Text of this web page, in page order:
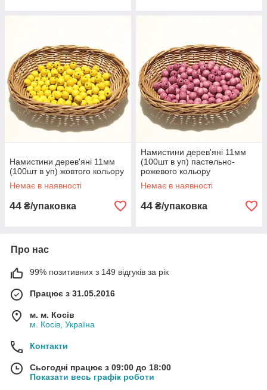
Намистини дерев'яні 11мм
(100шт в уп) жовтого кольору
Немає в наявності
44 ₴/упаковка
Намистини дерев'яні 11мм
(100шт в уп) пастельно-
рожевого кольору
Немає в наявності
44 ₴/упаковка
Про нас
99% позитивних з 149 відгуків за рік
Працює з 31.05.2016
м. м. Косів
м. Косів, Україна
Контакти
Сьогодні працює з 09:00 до 18:00
Показати весь графік роботи